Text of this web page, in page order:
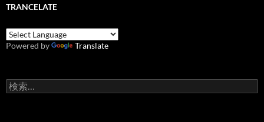
TRANCELATE
Powered by Translate
検
索: